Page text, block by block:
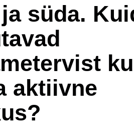
süda.
aktiivne